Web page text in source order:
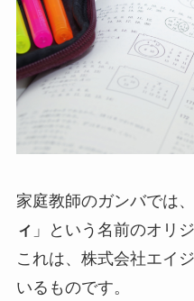
家庭教師のガンバでは、
ィ 」という名前のオリ
これは、株式会社エイ
いるものです。